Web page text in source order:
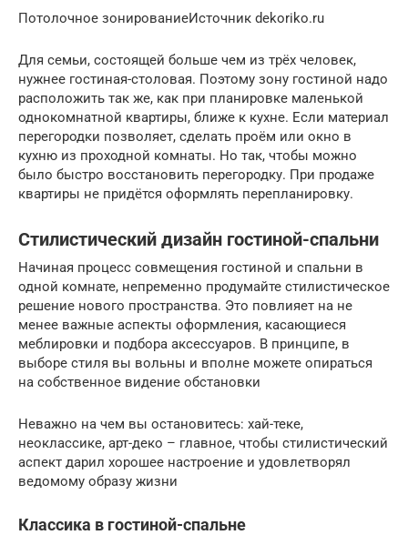
Потолочное зонированиеИсточник dekoriko.ru
Для семьи, состоящей больше чем из трёх человек,
нужнее гостиная-столовая. Поэтому зону гостиной надо
расположить так же, как при планировке маленькой
однокомнатной квартиры, ближе к кухне. Если материал
перегородки позволяет, сделать проём или окно в
кухню из проходной комнаты. Но так, чтобы можно
было быстро восстановить перегородку. При продаже
квартиры не придётся оформлять перепланировку.
Стилистический дизайн гостиной-спальни
Начиная процесс совмещения гостиной и спальни в
одной комнате, непременно продумайте стилистическое
решение нового пространства. Это повлияет на не
менее важные аспекты оформления, касающиеся
меблировки и подбора аксессуаров. В принципе, в
выборе стиля вы вольны и вполне можете опираться
на собственное видение обстановки
Неважно на чем вы остановитесь: хай-теке,
неоклассике, арт-деко – главное, чтобы стилистический
аспект дарил хорошее настроение и удовлетворял
ведомому образу жизни
Классика в гостиной-спальне